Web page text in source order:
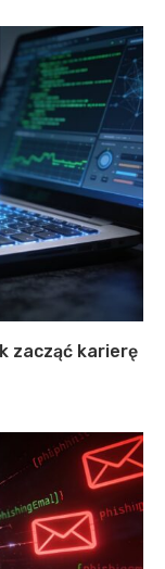
zacząć karierę